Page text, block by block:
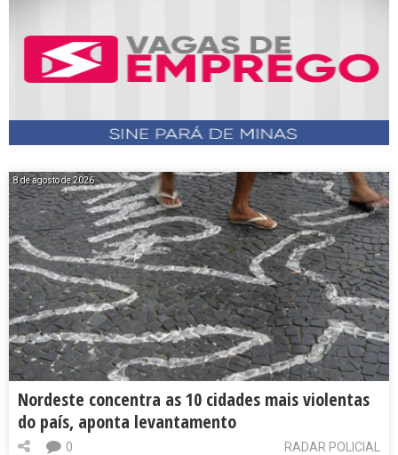
8 de agosto de 2026
Nordeste concentra as 10 cidades mais violentas
do país, aponta levantamento
RADAR POLICIAL
0